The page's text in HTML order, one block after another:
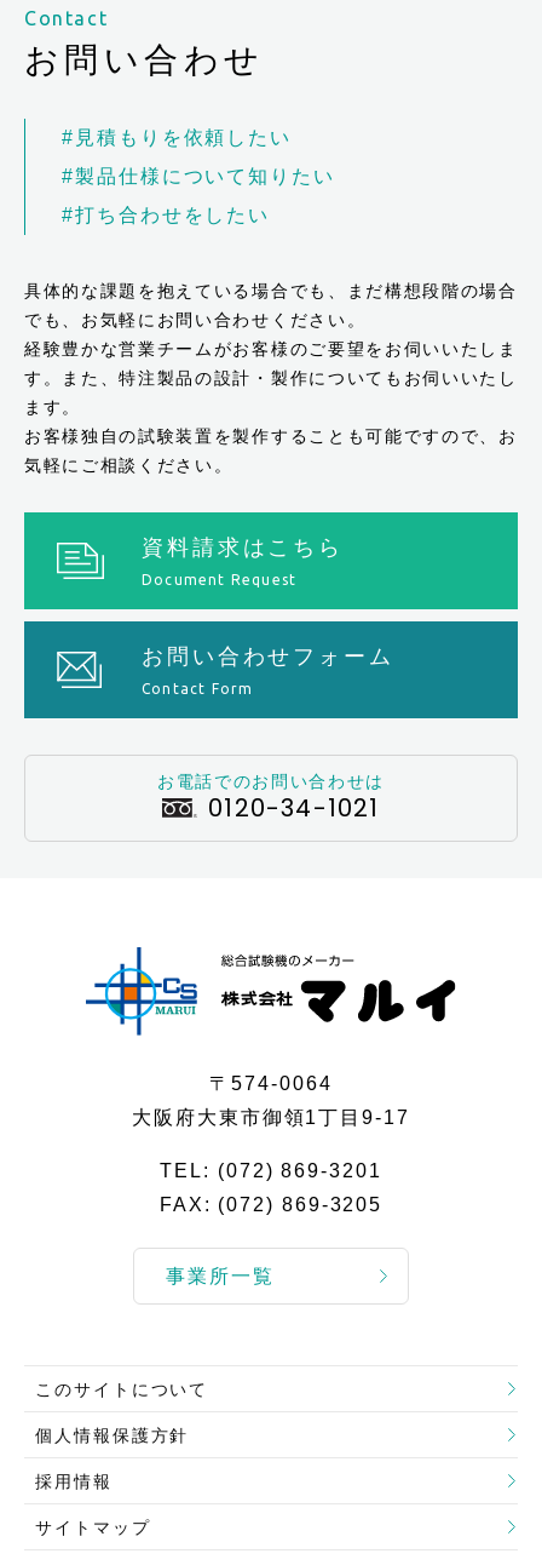
Contact
お問い合わせ
#見積もりを依頼したい
#製品仕様について知りたい
#打ち合わせをしたい
具体的な課題を抱えている場合でも、まだ構想段階の場合
でも、お気軽にお問い合わせください。
経験豊かな営業チームがお客様のご要望をお伺いいたしま
す。また、特注製品の設計・製作についてもお伺いいたし
ます。
お客様独自の試験装置を製作することも可能ですので、お
気軽にご相談ください。
資料請求はこちら
Document Request
お問い合わせフォーム
Contact Form
お電話でのお問い合わせは
0120-34-1021
〒574-0064
大阪府大東市御領1丁目9-17
事業所一覧
TEL: (072) 869-3201
FAX: (072) 869-3205
このサイトについて
個人情報保護方針
採用情報
サイトマップ